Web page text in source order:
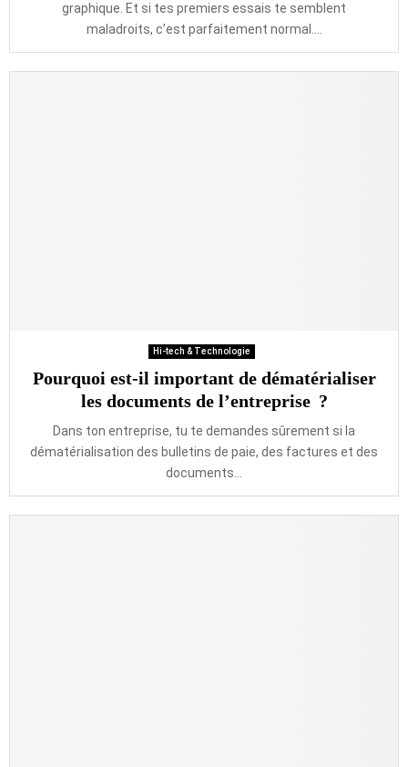
graphique. Et si tes premiers essais te semblent
maladroits, c’est parfaitement normal....
Hi-tech & Technologie
Pourquoi est-il important de dématérialiser
les documents de l’entreprise ?
Dans ton entreprise, tu te demandes sûrement si la
dématérialisation des bulletins de paie, des factures et des
documents...